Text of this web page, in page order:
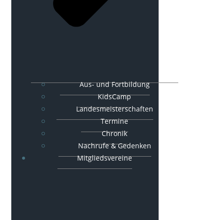
Aus- und Fortbildung
KidsCamp
Landesmeisterschaften
Termine
Chronik
Nachrufe & Gedenken
Mitgliedsvereine